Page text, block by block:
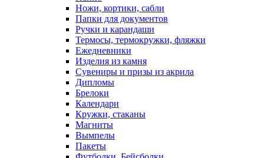
Ножи, кортики, сабли
Папки для документов
Ручки и карандаши
Термосы, термокружки, фляжки
Ежедневники
Изделия из камня
Сувениры и призы из акрила
Дипломы
Брелоки
Календари
Кружки, стаканы
Магниты
Вымпелы
Пакеты